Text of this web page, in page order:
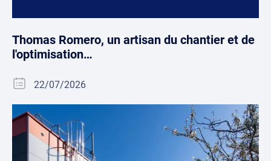
Thomas Romero, un artisan du chantier et de
l'optimisation…
22/07/2026